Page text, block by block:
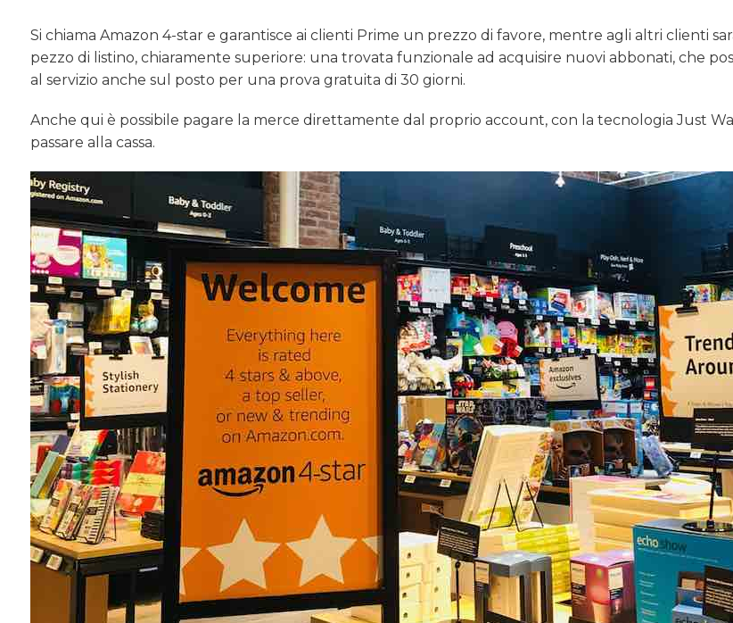
CASE HISTORY
Si chiama Amazon 4-star e garantisce ai clienti Prime un prezzo di favore, mentre agli altri clienti
pezzo di listino, chiaramente superiore: una trovata funzionale ad acquisire nuovi abbonati, che
al servizio anche sul posto per una prova gratuita di 30 giorni.
Anche qui è possibile pagare la merce direttamente dal proprio account, con la tecnologia Just
passare alla cassa.